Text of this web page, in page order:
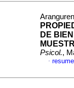
DE
Psicol.,
·